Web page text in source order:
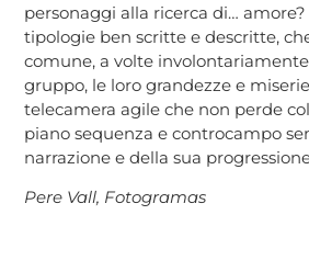
personaggi alla ricerca di…
tipologie ben scritte e descritte,
comune, a volte
gruppo, le loro grandezze e
telecamera agile che non perde
piano sequenza e controcampo
narrazione e della sua
Pere Vall, Fotogramas